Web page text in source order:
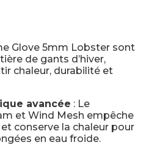
Glove 5mm Lobster sont
de gants d’hiver,
chaleur, durabilité et
avancée : Le
et Wind Mesh empêche
conserve la chaleur pour
en eau froide.